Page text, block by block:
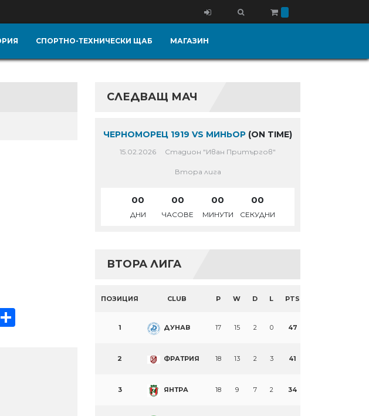
СПОРТНО-ТЕХНИЧЕСКИ ЩАБ МАГАЗИН
Share
СЛЕДВАЩ МАЧ
ЧЕРНОМОРЕЦ 1919 VS МИНЬОР (ON TIME)
15.02.2026 Стадион "Иван Притъргов"
Втора лига
00
ДНИ
00
ЧАСОВЕ
00
МИНУТИ
00
СЕКУДНИ
ВТОРА ЛИГА
ПОЗИЦИЯ CLUB P W D L PTS
1 ДУНАВ 17 15 2 0 47
2 ФРАТРИЯ 18 13 2 3 41
3 ЯНТРА 18 9 7 2 34